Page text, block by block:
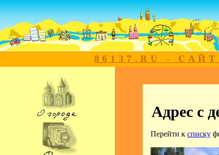
86137.RU -
Адрес с
Перейти к списку